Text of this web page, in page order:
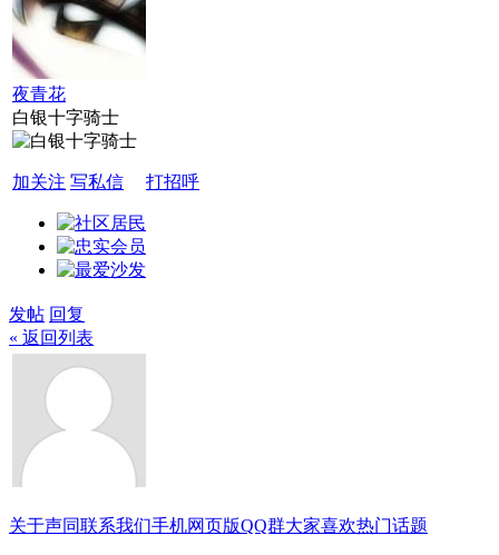
夜青花
白银十字骑士
加关注 写私信 打招呼
发帖 回复
« 返回列表
关于声同联系我们手机网页版QQ群大家喜欢热门话题